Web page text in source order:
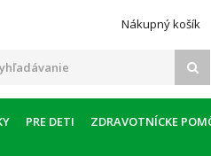
Nákupný košík
PRE DETI ZDRAVOTNÍCKE